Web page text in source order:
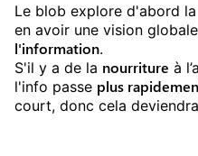
Le blob explore d'abord
en avoir une vision
l'information.
S'il y a de la nourriture à
l'info passe plus
court, donc cela